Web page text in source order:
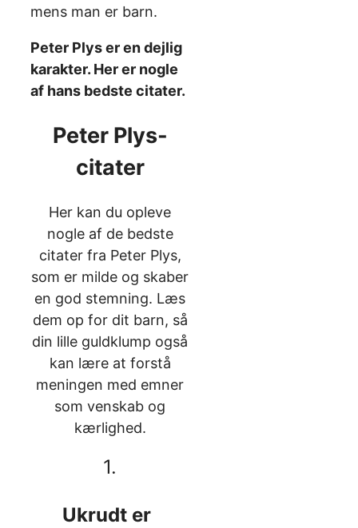
mens man er barn.
Peter Plys er en dejlig
karakter. Her er nogle
af hans bedste citater.
Peter Plys-
citater
Her kan du opleve
nogle af de bedste
citater fra Peter Plys,
som er milde og skaber
en god stemning. Læs
dem op for dit barn, så
din lille guldklump også
kan lære at forstå
meningen med emner
som venskab og
kærlighed.
1.
Ukrudt er